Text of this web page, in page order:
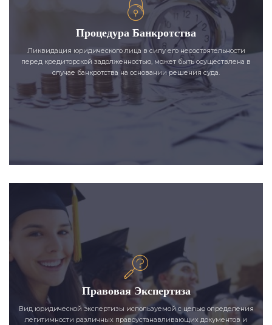
Процедура Банкротства
Ликвидация юридического лица в силу его несостоятельности
перед кредиторской задолженностью, может быть осуществлена в
случае банкротства на основании решения суда.
Правовая Экспертиза
Вид юридической экспертизы используемой с целью определения
легитимности различных правоустанавливающих документов и